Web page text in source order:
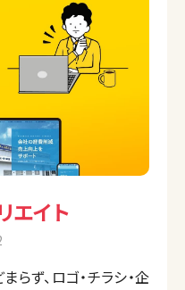
エイト
ず、ロゴ・チラシ・企